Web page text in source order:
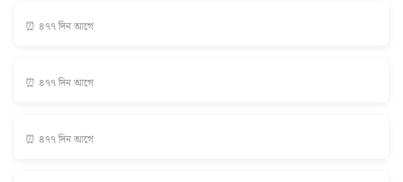
⏰ ৪৭৭ দিন আগে
⏰ ৪৭৭ দিন আগে
⏰ ৪৭৭ দিন আগে